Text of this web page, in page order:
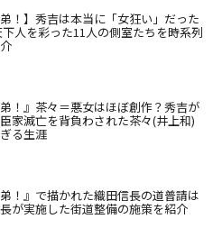
弟！】秀吉は本当に「女狂い」だった
人を彩った11人の側室たちを時系列
弟！』茶々＝悪女はほぼ創作？秀吉が
家滅亡を背負わされた茶々(井上和)
る生涯
弟！』で描かれた織田信長の道普請は
が実施した街道整備の施策を紹介